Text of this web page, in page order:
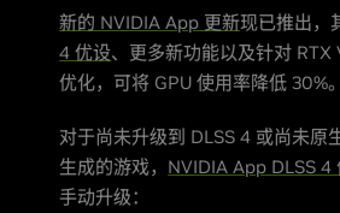
新的 NVIDIA App 更新现已推出，
4 优设、更多新功能以及针对 RTX
优化，可将 GPU 使用率降低 30%。
对于尚未升级到 DLSS 4 或尚未原
生成的游戏， NVIDIA App DLSS 4
手动升级：